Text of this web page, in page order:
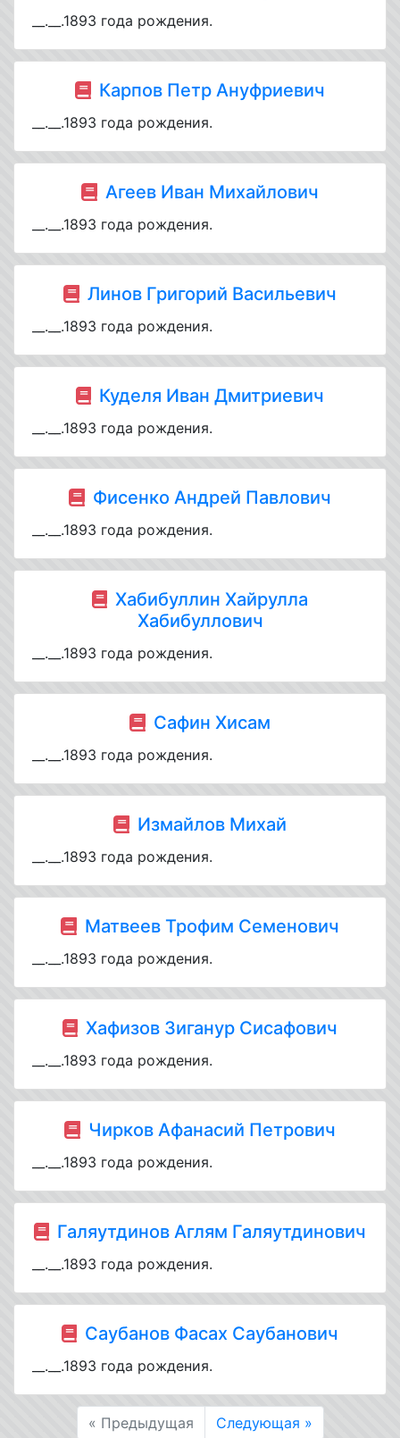
__.__.1893 года рождения.
Карпов Петр Ануфриевич
__.__.1893 года рождения.
Агеев Иван Михайлович
__.__.1893 года рождения.
Линов Григорий Васильевич
__.__.1893 года рождения.
Куделя Иван Дмитриевич
__.__.1893 года рождения.
Фисенко Андрей Павлович
__.__.1893 года рождения.
Хабибуллин Хайрулла
Хабибуллович
__.__.1893 года рождения.
Сафин Хисам
__.__.1893 года рождения.
Измайлов Михай
__.__.1893 года рождения.
Матвеев Трофим Семенович
__.__.1893 года рождения.
Хафизов Зиганур Сисафович
__.__.1893 года рождения.
Чирков Афанасий Петрович
__.__.1893 года рождения.
Галяутдинов Аглям Галяутдинович
__.__.1893 года рождения.
Саубанов Фасах Саубанович
__.__.1893 года рождения.
« Предыдущая Следующая »